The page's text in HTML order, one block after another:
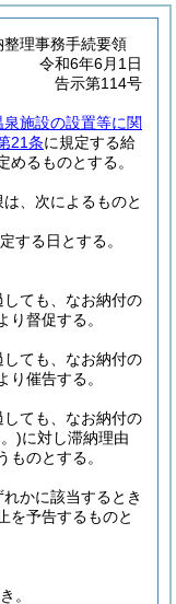
理事務手続要領
令和6年6月1日
告示第114号
施設の設置等に関
21条に規定する給
るものとする。
、次によるものと
する日とする。
ても、なお納付の
り督促する。
ても、なお納付の
り催告する。
ても、なお納付の
)に対し滞納理由
のとする。
れかに該当するとき
を予告するものと
。